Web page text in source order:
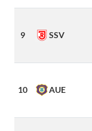
9 SSV
10 AUE